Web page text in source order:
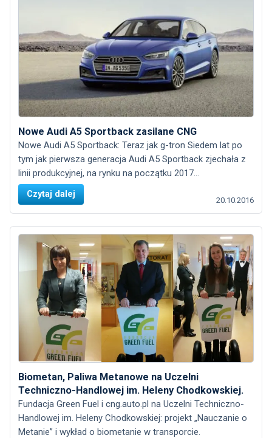
Nowe Audi A5 Sportback zasilane CNG
Nowe Audi A5 Sportback: Teraz jak g-tron Siedem lat po
tym jak pierwsza generacja Audi A5 Sportback zjechała z
linii produkcyjnej, na rynku na początku 2017...
Czytaj dalej
20.10.2016
Biometan, Paliwa Metanowe na Uczelni
Techniczno-Handlowej im. Heleny Chodkowskiej.
Fundacja Green Fuel i cng.auto.pl na Uczelni Techniczno-
Handlowej im. Heleny Chodkowskiej: projekt „Nauczanie o
Metanie” i wykład o biometanie w transporcie.